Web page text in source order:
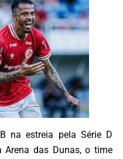
na estreia pela Série D
Arena das Dunas, o time